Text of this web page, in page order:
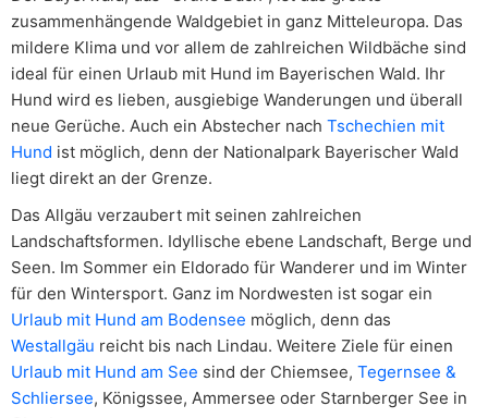
zusammenhängende Waldgebiet in ganz Mitteleuropa. Das
mildere Klima und vor allem de zahlreichen Wildbäche sind
ideal für einen Urlaub mit Hund im Bayerischen Wald. Ihr
Hund wird es lieben, ausgiebige Wanderungen und überall
neue Gerüche. Auch ein Abstecher nach Tschechien mit
Hund ist möglich, denn der Nationalpark Bayerischer Wald
liegt direkt an der Grenze.
Das Allgäu verzaubert mit seinen zahlreichen
Landschaftsformen. Idyllische ebene Landschaft, Berge und
Seen. Im Sommer ein Eldorado für Wanderer und im Winter
für den Wintersport. Ganz im Nordwesten ist sogar ein
Urlaub mit Hund am Bodensee möglich, denn das
Westallgäu reicht bis nach Lindau. Weitere Ziele für einen
Urlaub mit Hund am See sind der Chiemsee, Tegernsee &
Schliersee, Königssee, Ammersee oder Starnberger See in